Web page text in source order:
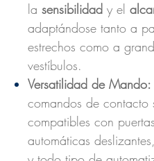
la sensibilidad y el
adaptándose tanto a
estrechos como a
vestíbulos.
Versatilidad de Mando:
comandos de contacto
compatibles con puertas
automáticas